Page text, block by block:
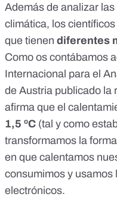
Además de analizar
climática, los
que tienen diferentes
Como os contábamos
Internacional para el
de Austria publicado la
afirma que el
1,5 ºC (tal y como
transformamos la
en que calentamos
consumimos y
electrónicos.